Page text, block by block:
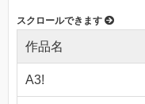
作品名
A3!